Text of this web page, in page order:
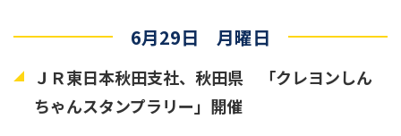
6月29日 月曜日
ＪＲ東日本秋田支社、秋田県 「クレヨンしん
ちゃんスタンプラリー」開催